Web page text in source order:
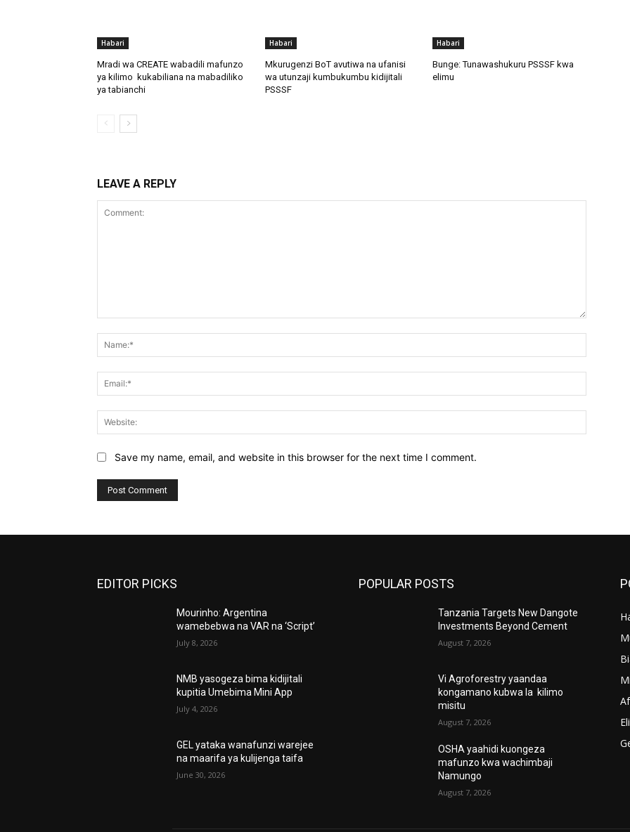
Habari
Mradi wa CREATE wabadili mafunzo
ya kilimo kukabiliana na mabadiliko
ya tabianchi
Habari
Mkurugenzi BoT avutiwa na ufanisi
wa utunzaji kumbukumbu kidijitali
PSSSF
Habari
Bunge: Tunawashukuru PSSSF kwa
elimu
LEAVE A REPLY
Save my name, email, and website in this browser for the next time I comment.
EDITOR PICKS
Mourinho: Argentina
wamebebwa na VAR na ‘Script’
July 8, 2026
NMB yasogeza bima kidijitali
kupitia Umebima Mini App
July 4, 2026
GEL yataka wanafunzi warejee
na maarifa ya kulijenga taifa
June 30, 2026
POPULAR POSTS
Tanzania Targets New Dangote
Investments Beyond Cement
August 7, 2026
Vi Agroforestry yaandaa
kongamano kubwa la kilimo
misitu
August 7, 2026
OSHA yaahidi kuongeza
mafunzo kwa wachimbaji
Namungo
August 7, 2026